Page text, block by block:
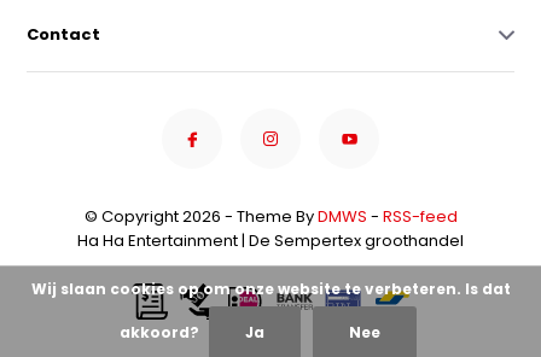
Contact
© Copyright 2026 - Theme ByDMWS - RSS-feed
Ha Ha Entertainment | De Sempertex groothandel
Wij slaan cookies op om onze website te verbeteren. Is dat
akkoord? Ja Nee